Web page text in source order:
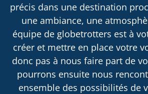
précis dans une destination
une ambiance, une
équipe de globetrotters est à
créer et mettre en place votre
donc pas à nous faire part de
pourrons ensuite nous
ensemble des possibilités de